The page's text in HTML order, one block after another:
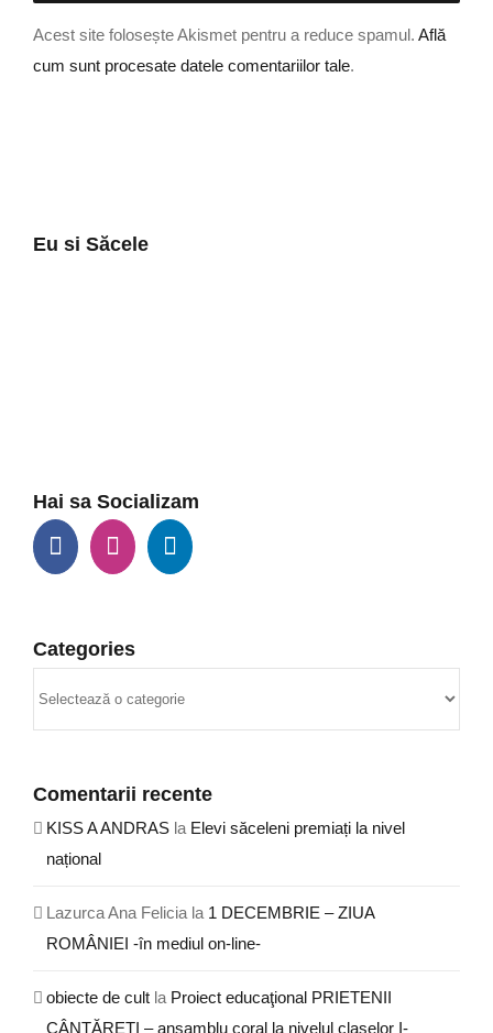
Acest site folosește Akismet pentru a reduce spamul. Află
cum sunt procesate datele comentariilor tale.
Eu si Săcele
Hai sa Socializam
Categories
Comentarii recente
KISS A ANDRAS la Elevi săceleni premiați la nivel
național
Lazurca Ana Felicia la 1 DECEMBRIE – ZIUA
ROMÂNIEI -în mediul on-line-
obiecte de cult la Proiect educaţional PRIETENII
CÂNTĂREŢI – ansamblu coral la nivelul claselor I-